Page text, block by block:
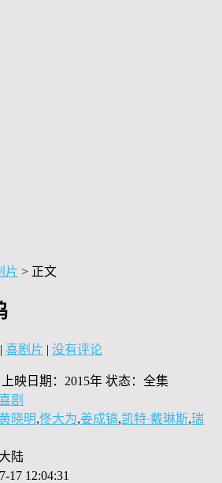
片 > 正文
| 喜剧片 | 没有评论
上映日期：2015年 状态：全集
剧
黄晓明,佟大为,姜成镐,凯特·戴琳斯,瑞
陆
17 12:04:31